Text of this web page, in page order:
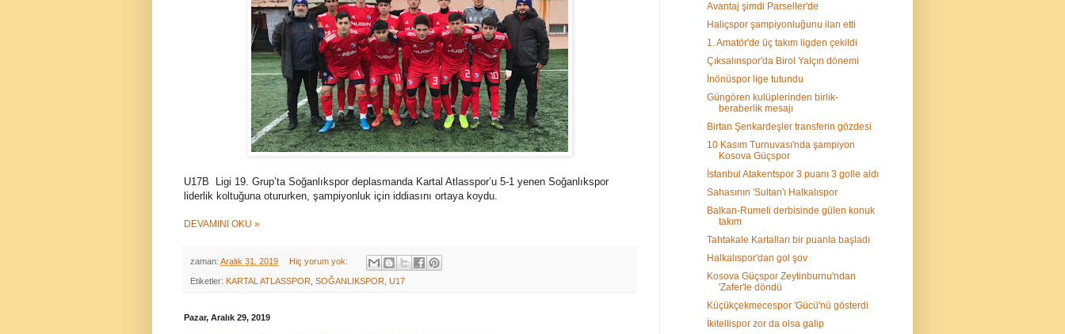
U17B Ligi 19. Grup’ta Soğanlıkspor deplasmanda Kartal Atlasspor’u 5-1 yenen Soğanlıkspor
liderlik koltuğuna otururken, şampiyonluk için iddiasını ortaya koydu.
DEVAMINI OKU »
zaman: Aralık 31, 2019 Hiç yorum yok:
Etiketler: KARTAL ATLASSPOR SOĞANLIKSPOR U17
Pazar, Aralık 29, 2019
Avantaj şimdi Parseller'de
Haliçspor şampiyonluğunu ilan etti
1. Amatör'de üç takım ligden çekildi
Çıksalınspor'da Birol Yalçın dönemi
İnönüspor lige tutundu
Güngören kulüplerinden birlik-
beraberlik mesajı
Birtan Şenkardeşler transferin gözdesi
10 Kasım Turnuvası'nda şampiyon
Kosova Güçspor
İstanbul Atakentspor 3 puanı 3 golle aldı
Sahasının 'Sultan'ı Halkalıspor
Balkan-Rumeli derbisinde gülen konuk
takım
Tahtakale Kartalları bir puanla başladı
Halkalıspor'dan gol şov
Kosova Güçspor Zeytinburnu'ndan
'Zafer'le döndü
Küçükçekmecespor 'Gücü'nü gösterdi
İkitellispor zor da olsa galip